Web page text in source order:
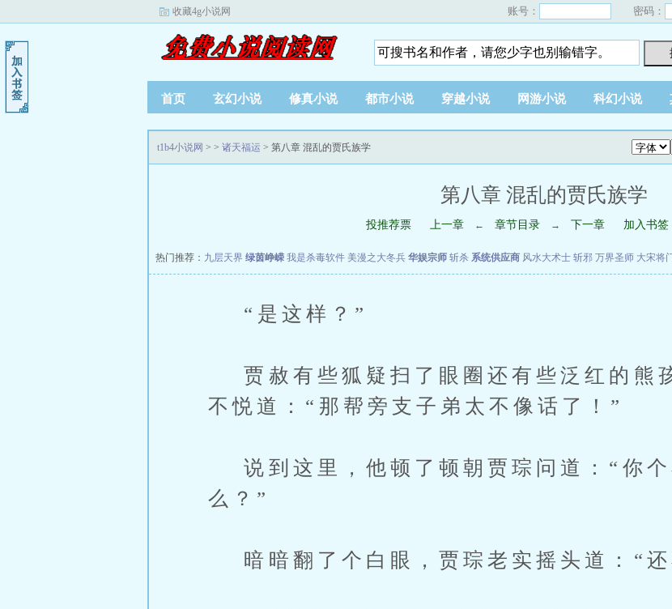
收藏4g小说网 账号： 密码：
首页 玄幻小说 修真小说 都市小说 穿越小说 网游小说 科幻小说
t1b4小说网 > > 诸天福运 > 第八章 混乱的贾氏族学
第八章 混乱的贾氏族学
投推荐票 上一章 ← 章节目录 → 下一章 加入书签
热门推荐： 九层天界 绿茵峥嵘 我是杀毒软件 美漫之大冬兵 华娱宗师 斩杀 系统供应商 风水大术士 斩邪 万界圣师 大宋将
“是这样？”
贾赦有些狐疑扫了眼圈还有些泛红的熊
不悦道：“那帮旁支子弟太不像话了！”
说到这里，他顿了顿朝贾琮问道：“你个
么？”
暗暗翻了个白眼，贾琮老实摇头道：“还